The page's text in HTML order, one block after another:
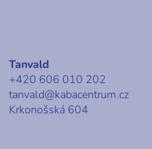
Tanvald
+420 606 010 202
tanvald@kabacentrum.cz
Krkonošská 604